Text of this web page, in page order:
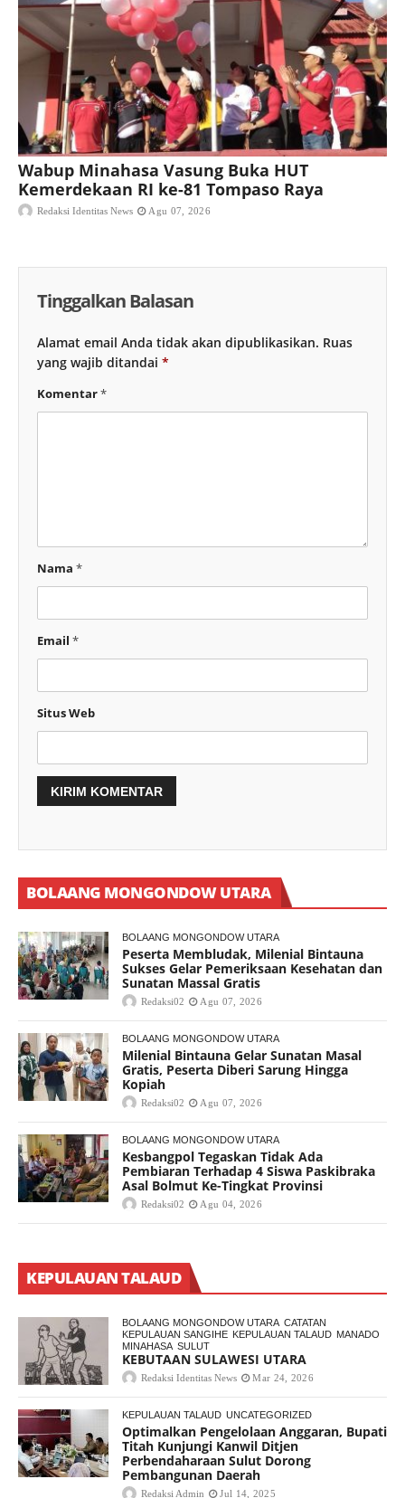
Wabup Minahasa Vasung Buka HUT
Kemerdekaan RI ke-81 Tompaso Raya
Redaksi Identitas News Agu 07, 2026
Tinggalkan Balasan
Alamat email Anda tidak akan dipublikasikan. Ruas
yang wajib ditandai *
Komentar*
Nama *
Email *
Situs Web
BOLAANG MONGONDOW UTARA
BOLAANG MONGONDOW UTARA
Peserta Membludak, Milenial Bintauna
Sukses Gelar Pemeriksaan Kesehatan dan
Sunatan Massal Gratis
Redaksi02 Agu 07, 2026
BOLAANG MONGONDOW UTARA
Milenial Bintauna Gelar Sunatan Masal
Gratis, Peserta Diberi Sarung Hingga
Kopiah
Redaksi02 Agu 07, 2026
BOLAANG MONGONDOW UTARA
Kesbangpol Tegaskan Tidak Ada
Pembiaran Terhadap 4 Siswa Paskibraka
Asal Bolmut Ke-Tingkat Provinsi
Redaksi02 Agu 04, 2026
KEPULAUAN TALAUD
BOLAANG MONGONDOW UTARA CATATAN
KEPULAUAN SANGIHE KEPULAUAN TALAUD MANADO
MINAHASA SULUT
KEBUTAAN SULAWESI UTARA
Redaksi Identitas News Mar 24, 2026
KEPULAUAN TALAUD UNCATEGORIZED
Optimalkan Pengelolaan Anggaran, Bupati
Titah Kunjungi Kanwil Ditjen
Perbendaharaan Sulut Dorong
Pembangunan Daerah
Redaksi Admin Jul 14, 2025